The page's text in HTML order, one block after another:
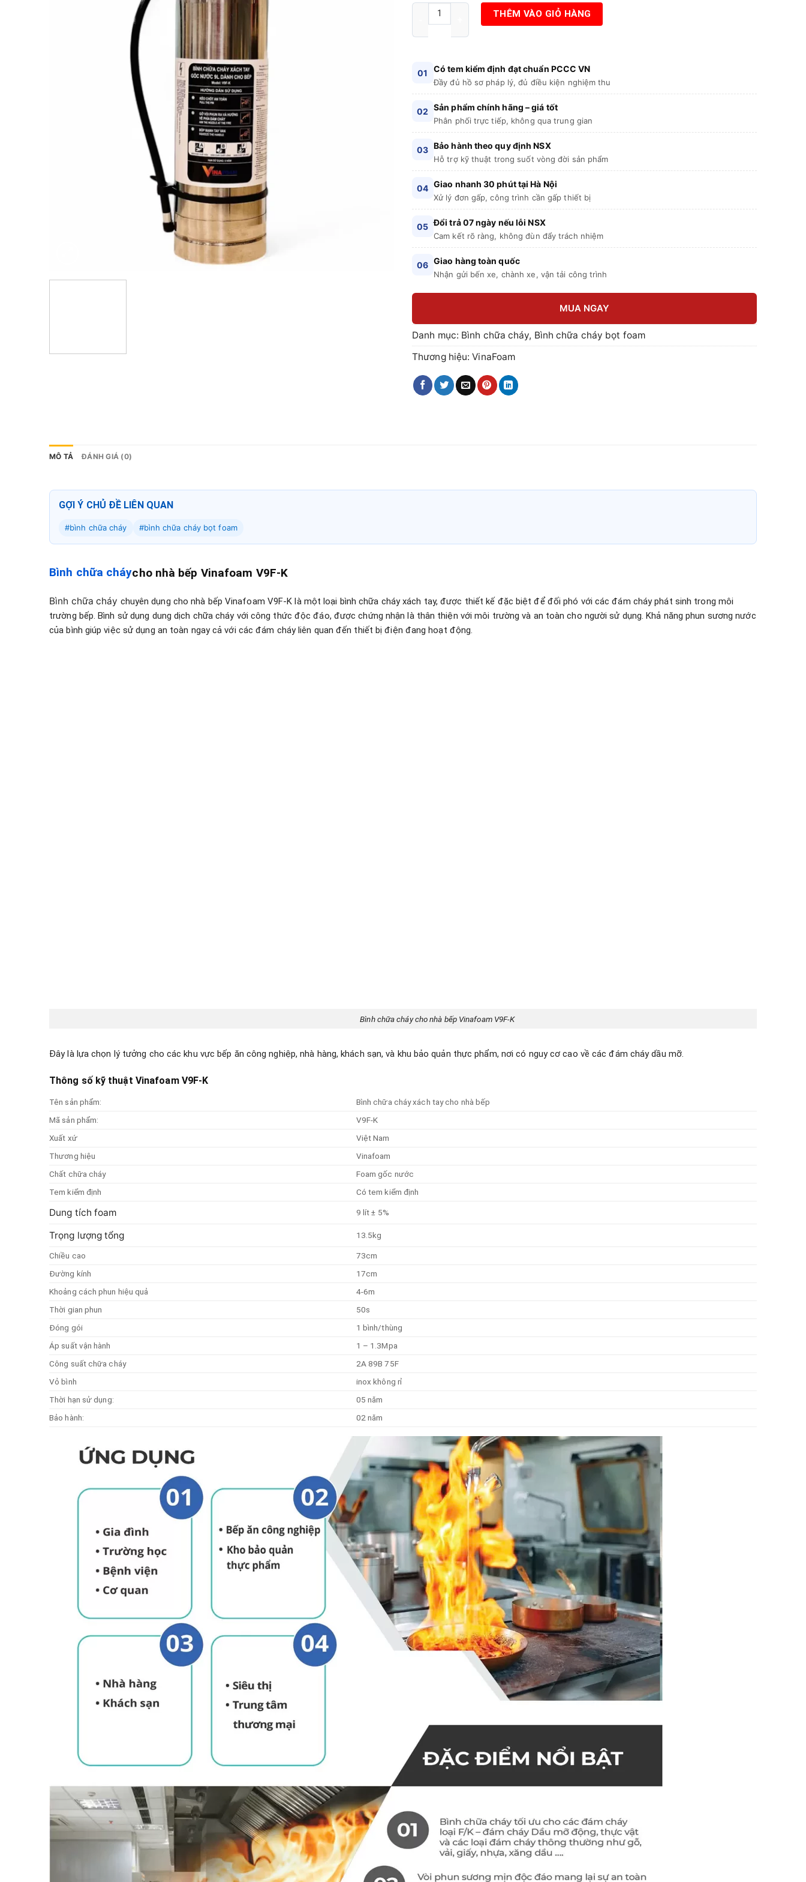
4.600.000 ₫.
tại
Bình chữa cháy chuyên dụng cho nhà bếp Vinafoam V9F-K số lượng
THÊM VÀO GIỎ HÀNG
01 Có tem kiểm định đạt chuẩn PCCC VN
Đầy đủ hồ sơ pháp lý, đủ điều kiện nghiệm thu
02 Sản phẩm chính hãng – giá tốt
Phân phối trực tiếp, không qua trung gian
03 Bảo hành theo quy định NSX
Hỗ trợ kỹ thuật trong suốt vòng đời sản phẩm
04 Giao nhanh 30 phút tại Hà Nội
Xử lý đơn gấp, công trình cần gấp thiết bị
05 Đổi trả 07 ngày nếu lỗi NSX
Cam kết rõ ràng, không đùn đẩy trách nhiệm
06 Giao hàng toàn quốc
Nhận gửi bến xe, chành xe, vận tải công trình
MUA NGAY
Danh mục: Bình chữa cháy, Bình chữa cháy bọt foam
Thương hiệu:VinaFoam
MÔ TẢ ĐÁNH GIÁ (0)
GỢI Ý CHỦ ĐỀ LIÊN QUAN
#bình chữa cháy #bình chữa cháy bọt foam
Bình chữa cháycho nhà bếp Vinafoam V9F-K
Bình chữa cháy chuyên dụng cho nhà bếp Vinafoam V9F-K là một loại bình chữa cháy xách tay, được thiết kế đặc biệt để đối phó với các đám cháy phát sinh trong môi
trường bếp. Bình sử dụng dung dịch chữa cháy với công thức độc đáo, được chứng nhận là thân thiện với môi trường và an toàn cho người sử dụng. Khả năng phun sương nước
của bình giúp việc sử dụng an toàn ngay cả với các đám cháy liên quan đến thiết bị điện đang hoạt động.
Bình chữa cháy cho nhà bếp Vinafoam V9F-K
Đây là lựa chọn lý tưởng cho các khu vực bếp ăn công nghiệp, nhà hàng, khách sạn, và khu bảo quản thực phẩm, nơi có nguy cơ cao về các đám cháy dầu mỡ.
Thông số kỹ thuật Vinafoam V9F-K
Tên sản phẩm:
Bình chữa cháy xách tay cho nhà bếp
Mã sản phẩm:
V9F-K
Xuất xứ
Việt Nam
Thương hiệu
Vinafoam
Chất chữa cháy
Foam gốc nước
Tem kiểm định
Có tem kiểm định
Dung tích foam 9 lít ± 5%
Trọng lượng tổng 13.5kg
Chiều cao
73cm
Đường kính
17cm
Khoảng cách phun hiệu quả
4-6m
Thời gian phun
50s
Đóng gói
1 bình/thùng
Áp suất vận hành
1 – 1.3Mpa
Công suất chữa cháy
2A 89B 75F
Vỏ bình
inox không rỉ
Thời hạn sử dụng:
05 năm
Bảo hành:
02 năm